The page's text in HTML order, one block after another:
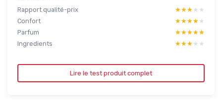
Rapport qualité-prix ★★★★★
★★★★★
Confort
★★★★★
★★★★★
Parfum
★★★★★
★★★★★
Ingredients
★★★★★
★★★★★
Lire le test produit complet